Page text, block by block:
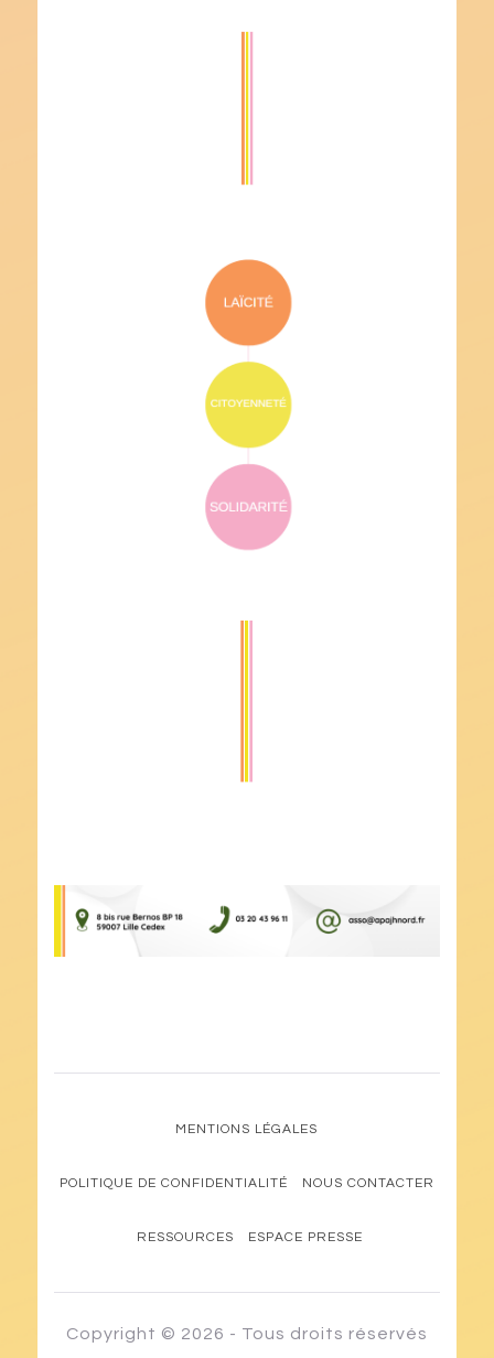
MENTIONS LÉGALES
POLITIQUE DE CONFIDENTIALITÉ NOUS CONTACTER
RESSOURCES ESPACE PRESSE
Copyright © 2026 - Tous droits réservés